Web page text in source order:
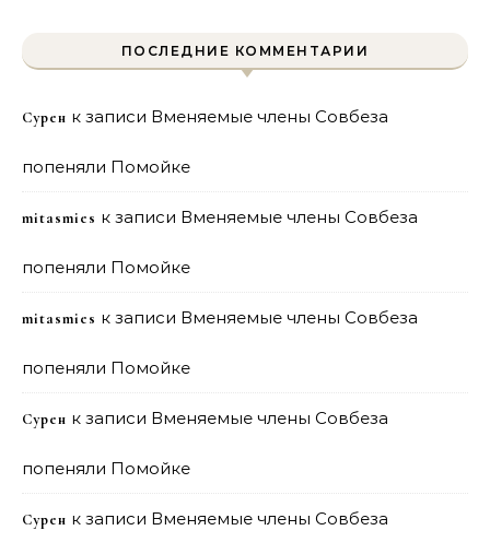
ПОСЛЕДНИЕ КОММЕНТАРИИ
Сурен к записи Вменяемые члены Совбеза
попеняли Помойке
mitasmies к записи Вменяемые члены Совбеза
попеняли Помойке
mitasmies к записи Вменяемые члены Совбеза
попеняли Помойке
Сурен к записи Вменяемые члены Совбеза
попеняли Помойке
Сурен к записи Вменяемые члены Совбеза